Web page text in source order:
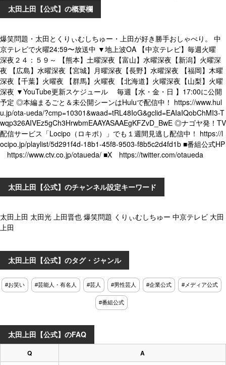
太田上田【公式】の概要欄
爆笑問題・太田とくりぃむしちゅー・上田が好き勝手おしゃべり。 中
京テレビで火曜24:59〜放送中 ▼地上波OA 【中京テレビ】毎週火曜
深夜２４：５９～ 【熊本】土曜深夜【富山】水曜深夜【新潟】火曜深
夜 【広島】水曜深夜【宮城】月曜深夜【長野】水曜深夜 【福岡】木曜
深夜【千葉】火曜夜 【群馬】火曜夜 【北海道】火曜深夜【山梨】火曜
深夜 ▼YouTube更新スケジュール 毎週【水・金・日 】17:00に公開
予定 ◎本編まるごと＆未公開シーンはHuluで配信中！ https://www.hul
u.jp/ota-ueda/?cmp=10301&waad=tRL48IoG&gclid=EAIaIQobChMI3-T
wqp326AIVEz5gCh3HrwbmEAAYASAAEgKFZvD_BwE ◎ナゴヤ発！TV
配信サービス「Locipo（ロキポ）」でも１週間見逃し配信中！ https://l
ocipo.jp/playlist/5d291f4d-18b1-45f8-9503-f8b5c2d4fd1b ■番組公式HP
https://www.ctv.co.jp/otaueda/ ■X https://twitter.com/otaueda
太田上田【公式】のチャンネル設定キーワード
太田上田 太田光 上田晋也 爆笑問題 くりぃむしちゅー 中京テレビ 大田
上田
太田上田【公式】のタグ・ジャンル
#お笑い #芸能人・有名人 #芸人 #男性芸人 #企業公式 #メディア公式
#番組公式
太田上田【公式】のFAQ
Q A